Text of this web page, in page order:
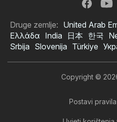
Druge zemlje: United Arab
Ελλάδα India 日本 한국
Srbija Slovenija Türkiye
Copyright ©
Postavi